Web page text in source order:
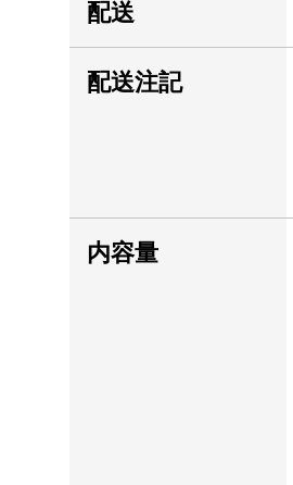
配送
配送注記
内容量